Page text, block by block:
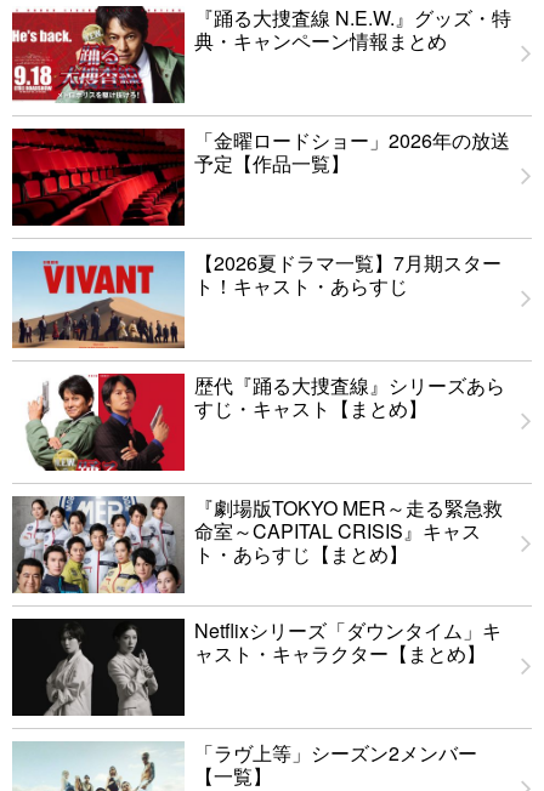
『踊る大捜査線 N.E.W.』グッズ・特
典・キャンペーン情報まとめ
「金曜ロードショー」2026年の放送
予定【作品一覧】
【2026夏ドラマ一覧】7月期スター
ト！キャスト・あらすじ
歴代『踊る大捜査線』シリーズあら
すじ・キャスト【まとめ】
『劇場版TOKYO MER～走る緊急救
命室～CAPITAL CRISIS』キャス
ト・あらすじ【まとめ】
Netflixシリーズ「ダウンタイム」キ
ャスト・キャラクター【まとめ】
「ラヴ上等」シーズン2メンバー
【一覧】